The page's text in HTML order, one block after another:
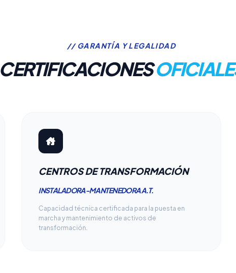
// GARANTÍA Y LEGALIDAD
CERTIFICACIONES
CENTROS DE TRANSFORMACIÓN
INSTALADORA-MANTENEDORA A.T.
Capacidad técnica certificada para la puesta en
marcha y mantenimiento de activos de
transformación.